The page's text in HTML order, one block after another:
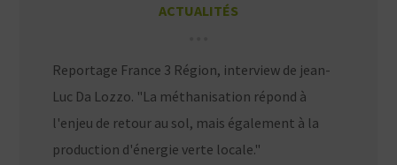
ACTUALITÉS
Reportage France 3 Région, interview de jean-
Luc Da Lozzo. "La méthanisation répond à
l'enjeu de retour au sol, mais également à la
production d'énergie verte locale."